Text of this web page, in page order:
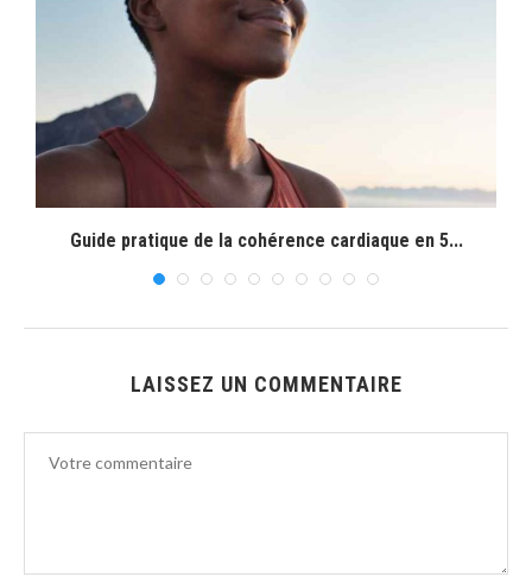
Guide pratique de la cohérence cardiaque en 5...
LAISSEZ UN COMMENTAIRE